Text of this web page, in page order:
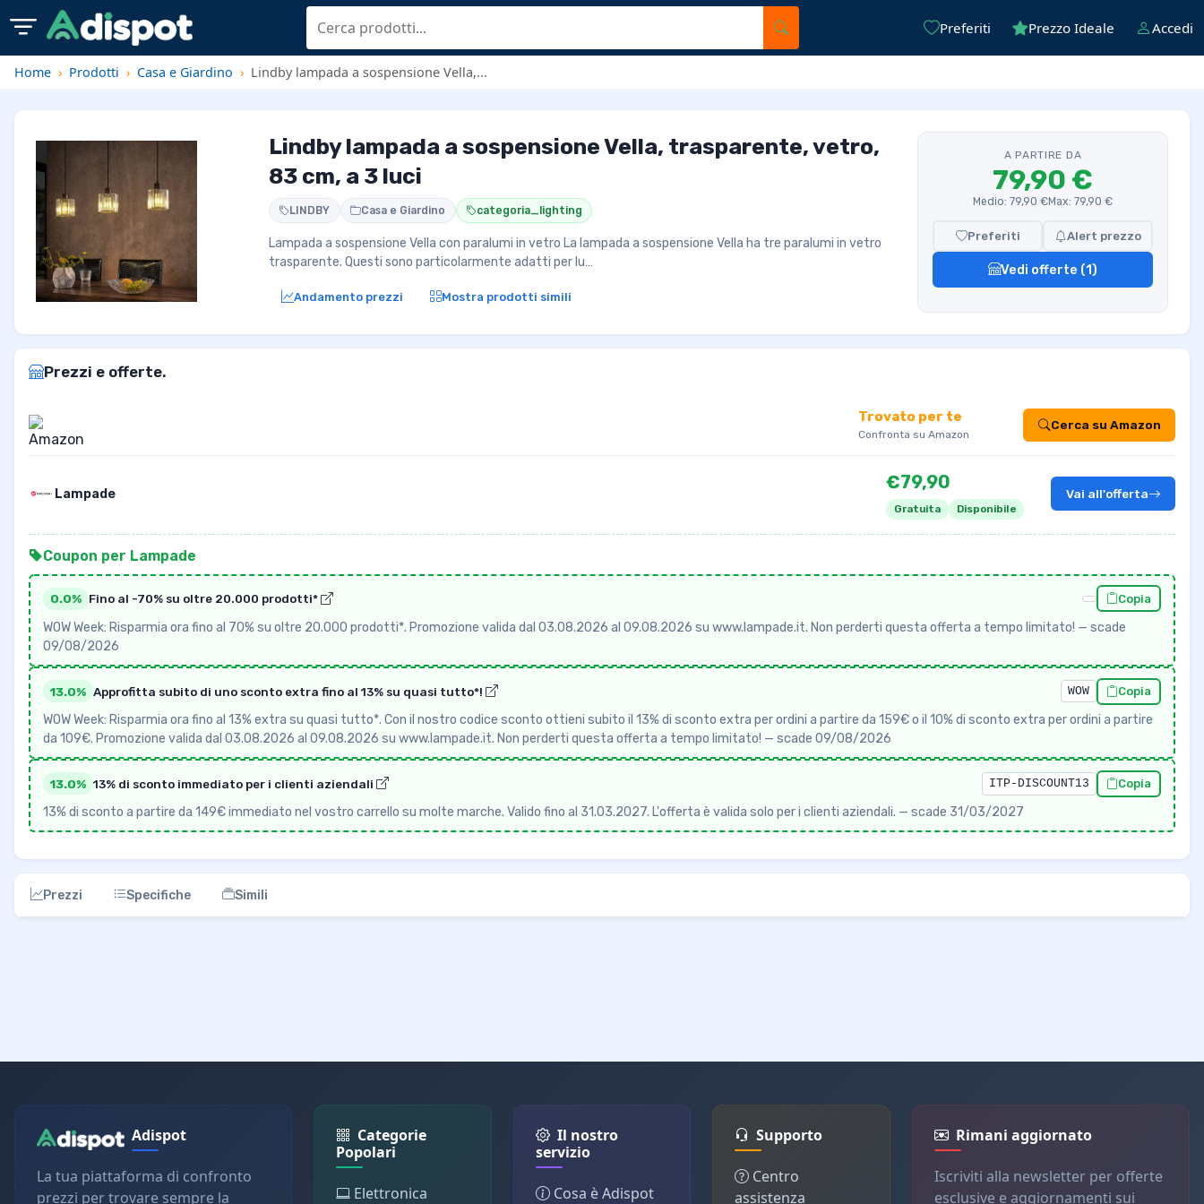
Preferiti Prezzo Ideale Accedi
Home Prodotti Casa e Giardino Lindby lampada a sospensione Vella,...
Lindby lampada a sospensione Vella, trasparente, vetro,
83 cm, a 3 luci
LINDBY Casa e Giardino categoria_lighting
Lampada a sospensione Vella con paralumi in vetro La lampada a sospensione Vella ha tre paralumi in vetro
trasparente. Questi sono particolarmente adatti per lu…
Andamento prezzi Mostra prodotti simili
A PARTIRE DA
79,90 €
Medio: 79,90 €Max: 79,90 €
Preferiti Alert prezzo
Vedi offerte (1)
Prezzi e offerte.
Trovato per te
Confronta su Amazon
Cerca su Amazon
Lampade
€79,90
Gratuita Disponibile
Vai all'offerta
Coupon per Lampade
0.0% Fino al -70% su oltre 20.000 prodotti* Copia
WOW Week: Risparmia ora fino al 70% su oltre 20.000 prodotti*. Promozione valida dal 03.08.2026 al 09.08.2026 su www.lampade.it. Non perderti questa offerta a tempo limitato! — scade
09/08/2026
13.0% Approfitta subito di uno sconto extra fino al 13% su quasi tutto*! WOW Copia
WOW Week: Risparmia ora fino al 13% extra su quasi tutto*. Con il nostro codice sconto ottieni subito il 13% di sconto extra per ordini a partire da 159€ o il 10% di sconto extra per ordini a partire
da 109€. Promozione valida dal 03.08.2026 al 09.08.2026 su www.lampade.it. Non perderti questa offerta a tempo limitato! — scade 09/08/2026
13.0% 13% di sconto immediato per i clienti aziendali ITP-DISCOUNT13 Copia
13% di sconto a partire da 149€ immediato nel vostro carrello su molte marche. Valido fino al 31.03.2027. L'offerta è valida solo per i clienti aziendali. — scade 31/03/2027
Prezzi Specifiche Simili
Adispot
La tua piattaforma di confronto
prezzi per trovare sempre la
Categorie
Popolari
Elettronica
Il nostro
servizio
Cosa è Adispot
Supporto
Centro
assistenza
Rimani aggiornato
Iscriviti alla newsletter per offerte
esclusive e aggiornamenti sui